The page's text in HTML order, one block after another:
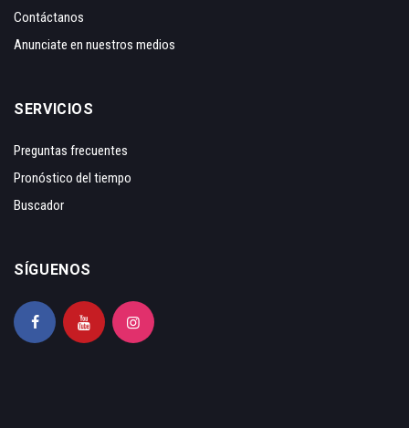
Contáctanos
Anunciate en nuestros medios
SERVICIOS
Preguntas frecuentes
Pronóstico del tiempo
Buscador
SÍGUENOS